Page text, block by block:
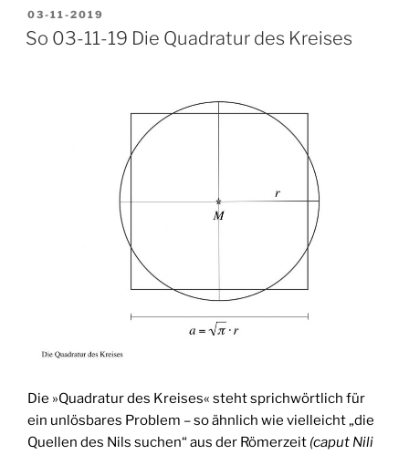
VERÖFFENTLICHT
AM
03-11-2019
So 03-11-19 Die Quadratur des Kreises
Die »Quadratur des Kreises« steht sprichwörtlich für
ein unlösbares Problem – so ähnlich wie vielleicht „die
Quellen des Nils suchen“ aus der Römerzeit (caput Nili